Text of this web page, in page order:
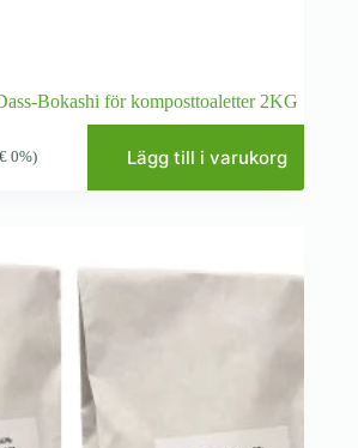
Bokashi för komposttoaletter 2KG
€0%) Lägg till i varukorg